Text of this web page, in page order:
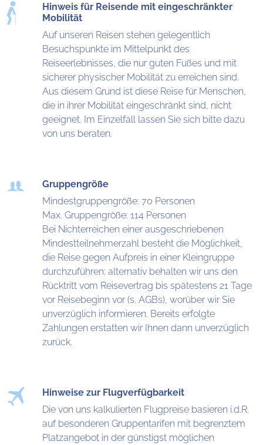
Hinweis für Reisende mit eingeschränkter
Mobilität
Auf unseren Reisen stehen gelegentlich
Besuchspunkte im Mittelpunkt des
Reiseerlebnisses, die nur guten Fußes und mit
sicherer physischer Mobilität zu erreichen sind.
Aus diesem Grund ist diese Reise für Menschen,
die in ihrer Mobilität eingeschränkt sind, nicht
geeignet. Im Einzelfall lassen Sie sich bitte dazu
von uns beraten.
Gruppengröße
Mindestgruppengröße: 70 Personen
Max. Gruppengröße: 114 Personen
Bei Nichterreichen einer ausgeschriebenen
Mindestteilnehmerzahl besteht die Möglichkeit,
die Reise gegen Aufpreis in einer Kleingruppe
durchzuführen; alternativ behalten wir uns den
Rücktritt vom Reisevertrag bis spätestens 21 Tage
vor Reisebeginn vor (s. AGBs), worüber wir Sie
unverzüglich informieren. Bereits erfolgte
Zahlungen erstatten wir Ihnen dann unverzüglich
zurück.
Hinweise zur Flugverfügbarkeit
Die von uns kalkulierten Flugpreise basieren i.d.R.
auf besonderen Gruppentarifen mit begrenztem
Platzangebot in der günstigst möglichen